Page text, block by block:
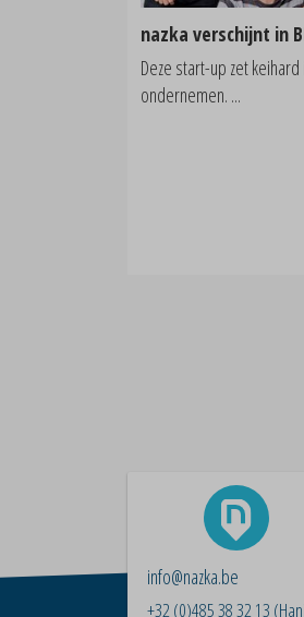
nazka verschijnt in
Deze start-up zet
ondernemen. ...
info@nazka.be
+32 (0)485 38 32 13